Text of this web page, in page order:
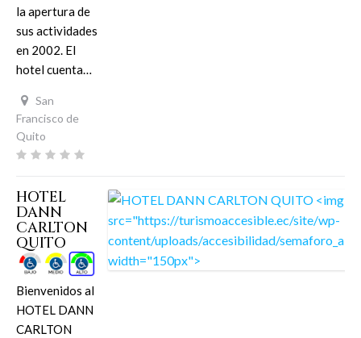
la apertura de
sus actividades
en 2002. El
hotel cuenta…
San
Francisco de
Quito
HOTEL
DANN
CARLTON
QUITO
Bienvenidos al
HOTEL DANN
CARLTON